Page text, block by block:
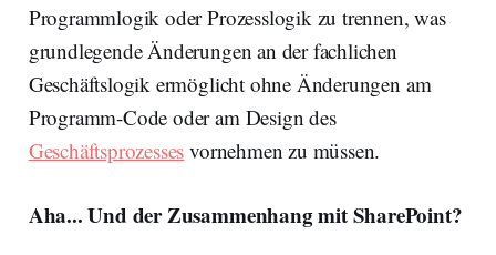
Programmlogik oder Prozesslogik zu trennen, was
grundlegende Änderungen an der fachlichen
Geschäftslogik ermöglicht ohne Änderungen am
Programm-Code oder am Design des
Geschäftsprozesses vornehmen zu müssen.
Aha... Und der Zusammenhang mit SharePoint?